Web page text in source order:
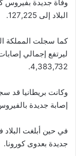
البلاد إلى 127,225.
ليرتفع إجمالي
4,383,732.
إصابة جديدة
جديدة بعدوى كورونا.